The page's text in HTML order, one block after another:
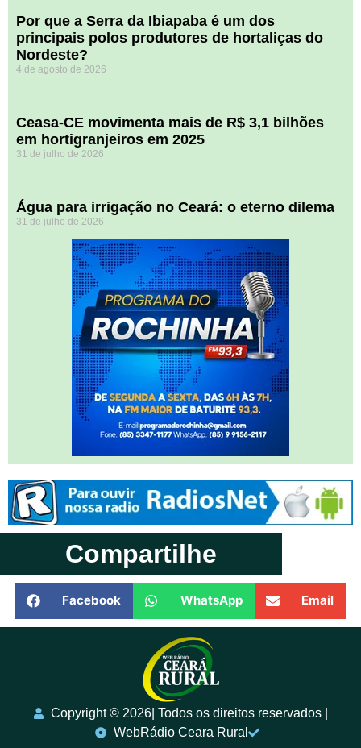
Por que a Serra da Ibiapaba é um dos
principais polos produtores de hortaliças do
Nordeste?
4 de agosto de 2026
Ceasa-CE movimenta mais de R$ 3,1 bilhões
em hortigranjeiros em 2025
31 de julho de 2026
Água para irrigação no Ceará: o eterno dilema
31 de julho de 2026
Compartilhe
Facebook WhatsApp Email
Copyright ©️ 2026| Todos os direitos reservados |
WebRádio Ceara Rural